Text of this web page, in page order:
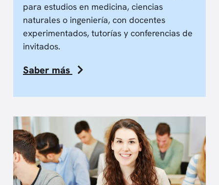
para estudios en medicina, ciencias
naturales o ingeniería, con docentes
experimentados, tutorías y conferencias de
invitados.
Saber más